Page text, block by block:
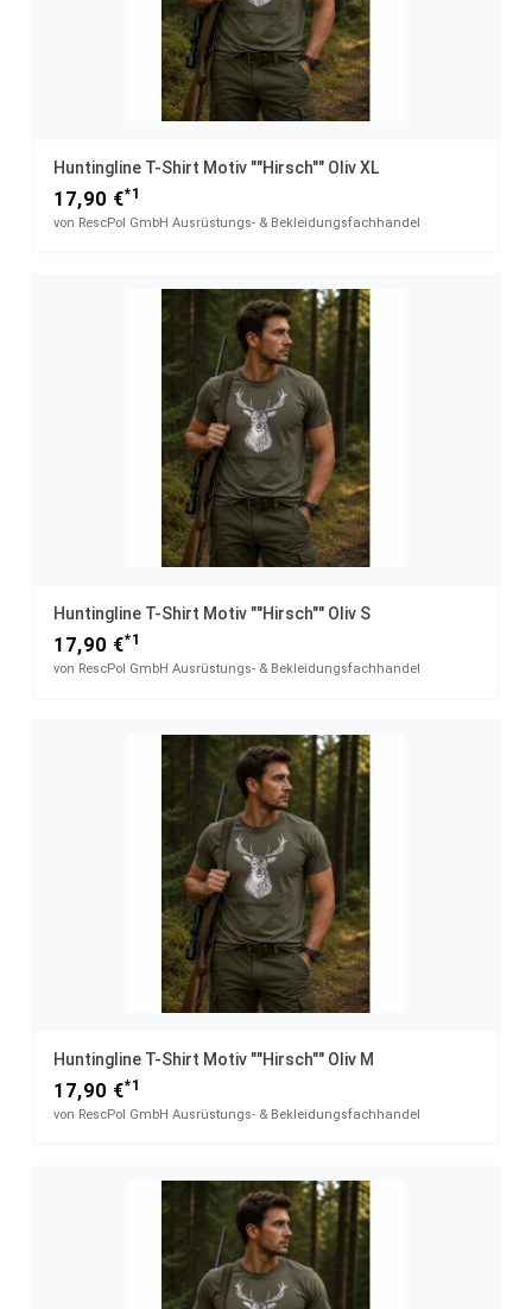
Huntingline T-Shirt Motiv ""Hirsch"" Oliv XL
17,90 €*1
von RescPol GmbH Ausrüstungs- & Bekleidungsfachhandel
Huntingline T-Shirt Motiv ""Hirsch"" Oliv S
17,90 €*1
von RescPol GmbH Ausrüstungs- & Bekleidungsfachhandel
Huntingline T-Shirt Motiv ""Hirsch"" Oliv M
17,90 €*1
von RescPol GmbH Ausrüstungs- & Bekleidungsfachhandel